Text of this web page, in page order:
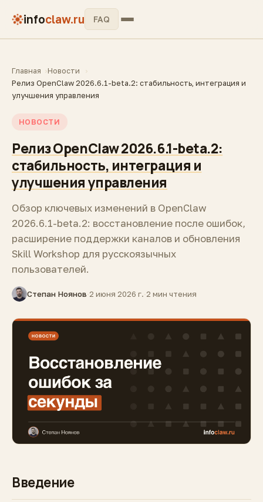
infoclaw.ru FAQ
Главная
Новости
Релиз OpenClaw 2026.6.1-beta.2: стабильность, интеграция и
улучшения управления
НОВОСТИ
Релиз OpenClaw 2026.6.1-beta.2:
стабильность, интеграция и
улучшения управления
Обзор ключевых изменений в OpenClaw
2026.6.1-beta.2: восстановление после ошибок,
расширение поддержки каналов и обновления
Skill Workshop для русскоязычных
пользователей.
Степан Ноянов·2 июня 2026 г.·2 мин чтения
Введение